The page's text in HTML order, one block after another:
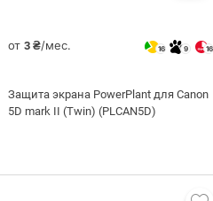
от3 ₴/мес. 16 9 16
Защита экрана PowerPlant для Canon
5D mark II (Twin) (PLCAN5D)